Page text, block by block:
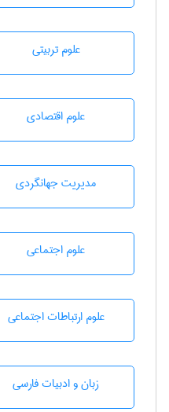
علوم تربيتی
علوم اقتصادی
مديريت جهانگردی
علوم اجتماعی
علوم ارتباطات اجتماعی
زبان و ادبيات فارسی